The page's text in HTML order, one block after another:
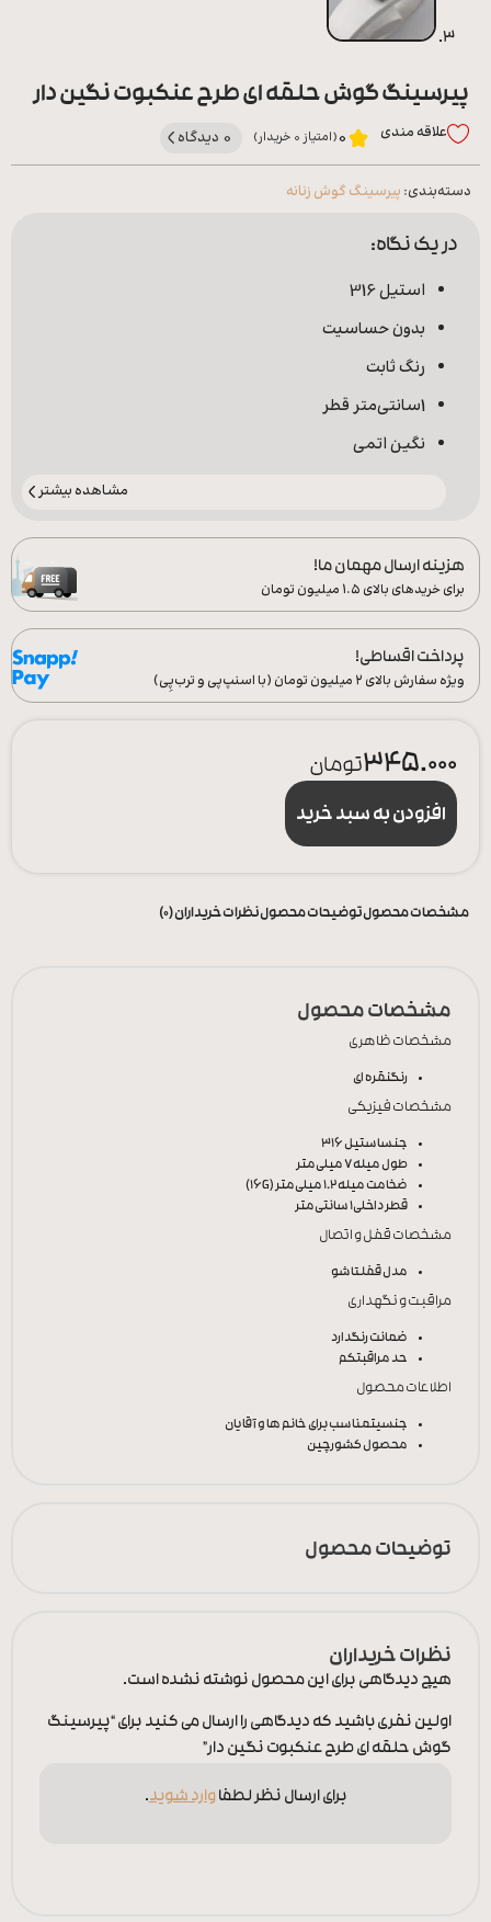
پیرسینگ گوش حلقه ای طرح عنکبوت نگین دار
علاقه‌ مندی 0(امتیاز 0 خریدار) 0 دیدگاه
دسته‌بندی: پیرسینگ گوش زنانه
در یک نگاه:
استیل 316
بدون حساسیت
رنگ ثابت
1سانتی‌متر قطر
نگین اتمی
مشاهده بیشتر
هزینه ارسال مهمان ما!
برای خریدهای بالای ۱.۵ میلیون تومان
پرداخت اقساطی!
ویژه سفارش‌ بالای ۲ میلیون تومان (با اسنپ‌پی و ترب‌پِی)
345.000تومان
افزودن به سبد خرید
مشخصات محصولتوضیحات محصولنظرات خریداران (0)
مشخصات محصول
مشخصات ظاهری
رنگنقره ای
مشخصات فیزیکی
جنساستیل 316
طول میله7 میلی‌متر
ضخامت میله1.2 میلی‌متر (16G)
قطر داخلی1 سانتی‌متر
مشخصات قفل و اتصال
مدل قفلتاشو
مراقبت و نگهداری
ضمانت رنگدارد
حد مراقبتکم
اطلاعات محصول
جنسیتمناسب برای خانم ها و آقایان
محصول کشورچین
توضیحات محصول
نظرات خریداران
هیچ دیدگاهی برای این محصول نوشته نشده است.
اولین نفری باشید که دیدگاهی را ارسال می کنید برای “پیرسینگ
گوش حلقه ای طرح عنکبوت نگین دار”
برای ارسال نظر لطفاوارد شوید.